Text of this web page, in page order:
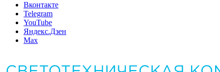
Вконтакте
Telegram
YouTube
Яндекс.Дзен
Max